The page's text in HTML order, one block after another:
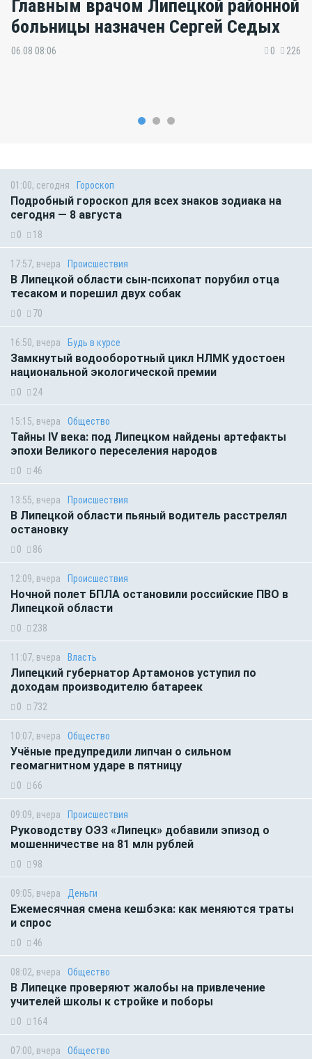
Главным врачом Липецкой районной
больницы назначен Сергей Седых
06.08 08:06 0 226
01:00, сегодня Гороскоп
Подробный гороскоп для всех знаков зодиака на
сегодня — 8 августа
0 18
17:57, вчера Происшествия
В Липецкой области сын-психопат порубил отца
тесаком и порешил двух собак
0 70
16:50, вчера Будь в курсе
Замкнутый водооборотный цикл НЛМК удостоен
национальной экологической премии
0 24
15:15, вчера Общество
Тайны IV века: под Липецком найдены артефакты
эпохи Великого переселения народов
0 46
13:55, вчера Происшествия
В Липецкой области пьяный водитель расстрелял
остановку
0 86
12:09, вчера Происшествия
Ночной полет БПЛА остановили российские ПВО в
Липецкой области
0 238
11:07, вчера Власть
Липецкий губернатор Артамонов уступил по
доходам производителю батареек
0 732
10:07, вчера Общество
Учёные предупредили липчан о сильном
геомагнитном ударе в пятницу
0 66
09:09, вчера Происшествия
Руководству ОЭЗ «Липецк» добавили эпизод о
мошенничестве на 81 млн рублей
0 98
09:05, вчера Деньги
Ежемесячная смена кешбэка: как меняются траты
и спрос
0 46
08:02, вчера Общество
В Липецке проверяют жалобы на привлечение
учителей школы к стройке и поборы
0 164
07:00, вчера Общество